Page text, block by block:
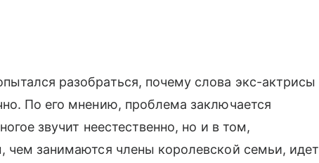
разобраться, почему слова экс-актрисы
По его мнению, проблема заключается
звучит неестественно, но и в том,
чем занимаются члены королевской семьи, идет